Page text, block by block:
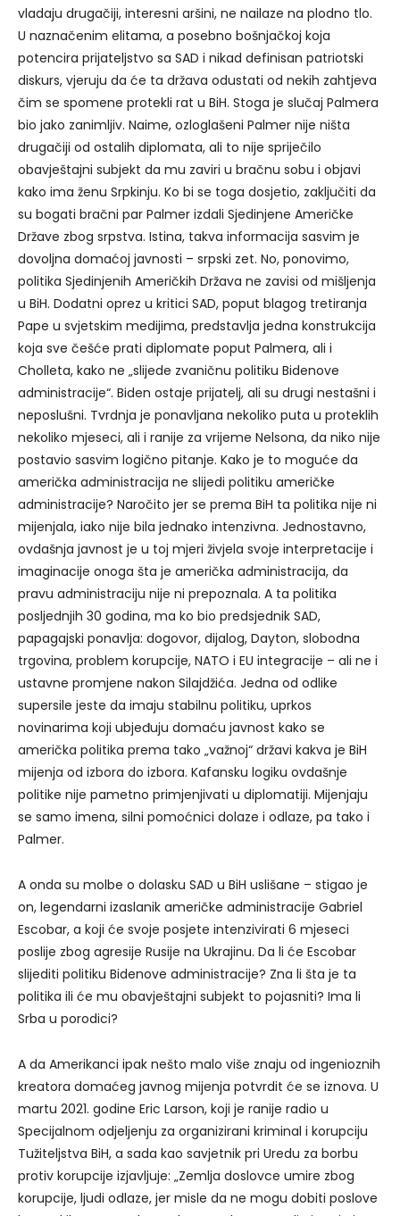
vladaju drugačiji, interesni aršini, ne nailaze na plodno tlo.
U naznačenim elitama, a posebno bošnjačkoj koja
potencira prijateljstvo sa SAD i nikad definisan patriotski
diskurs, vjeruju da će ta država odustati od nekih zahtjeva
čim se spomene protekli rat u BiH. Stoga je slučaj Palmera
bio jako zanimljiv. Naime, ozloglašeni Palmer nije ništa
drugačiji od ostalih diplomata, ali to nije spriječilo
obavještajni subjekt da mu zaviri u bračnu sobu i objavi
kako ima ženu Srpkinju. Ko bi se toga dosjetio, zaključiti da
su bogati bračni par Palmer izdali Sjedinjene Američke
Države zbog srpstva. Istina, takva informacija sasvim je
dovoljna domaćoj javnosti – srpski zet. No, ponovimo,
politika Sjedinjenih Američkih Država ne zavisi od mišljenja
u BiH. Dodatni oprez u kritici SAD, poput blagog tretiranja
Pape u svjetskim medijima, predstavlja jedna konstrukcija
koja sve češće prati diplomate poput Palmera, ali i
Cholleta, kako ne „slijede zvaničnu politiku Bidenove
administracije“. Biden ostaje prijatelj, ali su drugi nestašni i
neposlušni. Tvrdnja je ponavljana nekoliko puta u proteklih
nekoliko mjeseci, ali i ranije za vrijeme Nelsona, da niko nije
postavio sasvim logično pitanje. Kako je to moguće da
američka administracija ne slijedi politiku američke
administracije? Naročito jer se prema BiH ta politika nije ni
mijenjala, iako nije bila jednako intenzivna. Jednostavno,
ovdašnja javnost je u toj mjeri živjela svoje interpretacije i
imaginacije onoga šta je američka administracija, da
pravu administraciju nije ni prepoznala. A ta politika
posljednjih 30 godina, ma ko bio predsjednik SAD,
papagajski ponavlja: dogovor, dijalog, Dayton, slobodna
trgovina, problem korupcije, NATO i EU integracije – ali ne i
ustavne promjene nakon Silajdžića. Jedna od odlike
supersile jeste da imaju stabilnu politiku, uprkos
novinarima koji ubjeđuju domaću javnost kako se
američka politika prema tako „važnoj“ državi kakva je BiH
mijenja od izbora do izbora. Kafansku logiku ovdašnje
politike nije pametno primjenjivati u diplomatiji. Mijenjaju
se samo imena, silni pomoćnici dolaze i odlaze, pa tako i
Palmer.
A onda su molbe o dolasku SAD u BiH uslišane – stigao je
on, legendarni izaslanik američke administracije Gabriel
Escobar, a koji će svoje posjete intenzivirati 6 mjeseci
poslije zbog agresije Rusije na Ukrajinu. Da li će Escobar
slijediti politiku Bidenove administracije? Zna li šta je ta
politika ili će mu obavještajni subjekt to pojasniti? Ima li
Srba u porodici?
A da Amerikanci ipak nešto malo više znaju od ingenioznih
kreatora domaćeg javnog mijenja potvrdit će se iznova. U
martu 2021. godine Eric Larson, koji je ranije radio u
Specijalnom odjeljenju za organizirani kriminal i korupciju
Tužiteljstva BiH, a sada kao savjetnik pri Uredu za borbu
protiv korupcije izjavljuje: „Zemlja doslovce umire zbog
korupcije, ljudi odlaze, jer misle da ne mogu dobiti poslove